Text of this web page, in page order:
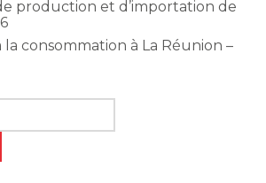
production et d’importation de
la consommation à La Réunion –